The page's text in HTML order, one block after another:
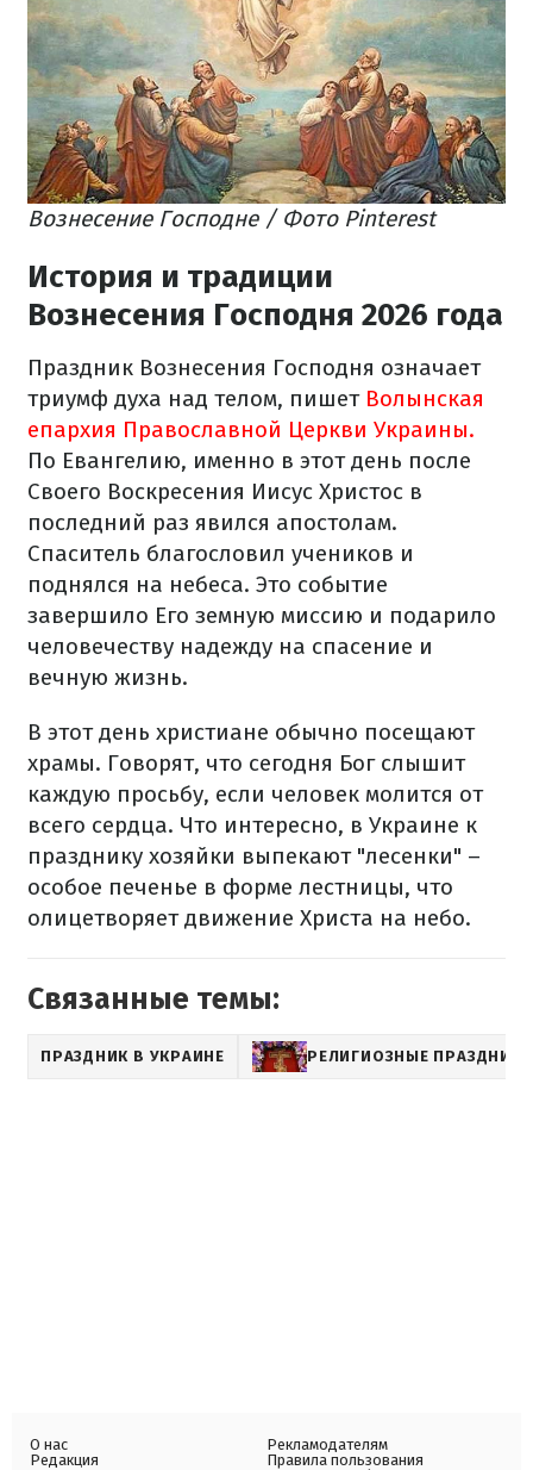
Вознесение Господне / Фото Pinterest
История и традиции
Вознесения Господня 2026 года
Праздник Вознесения Господня означает
триумф духа над телом, пишет Волынская
епархия Православной Церкви Украины.
По Евангелию, именно в этот день после
Своего Воскресения Иисус Христос в
последний раз явился апостолам.
Спаситель благословил учеников и
поднялся на небеса. Это событие
завершило Его земную миссию и подарило
человечеству надежду на спасение и
вечную жизнь.
В этот день христиане обычно посещают
храмы. Говорят, что сегодня Бог слышит
каждую просьбу, если человек молится от
всего сердца. Что интересно, в Украине к
празднику хозяйки выпекают "лесенки" –
особое печенье в форме лестницы, что
олицетворяет движение Христа на небо.
Связанные темы:
ПРАЗДНИК В УКРАИНЕ РЕЛИГИОЗНЫЕ ПРАЗДНИКИ
О нас
Редакция
Рекламодателям
Правила пользования